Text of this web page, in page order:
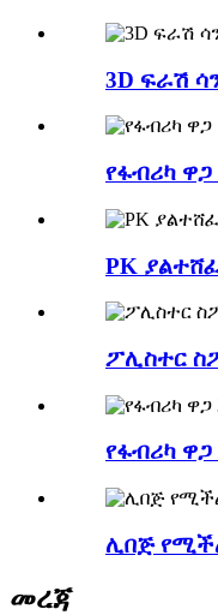
3D ፍራሽ
የፋብሪካ
PK
ፖሊስተር
የፋብሪካ ዋጋ
ሊበጅ
መረጃ